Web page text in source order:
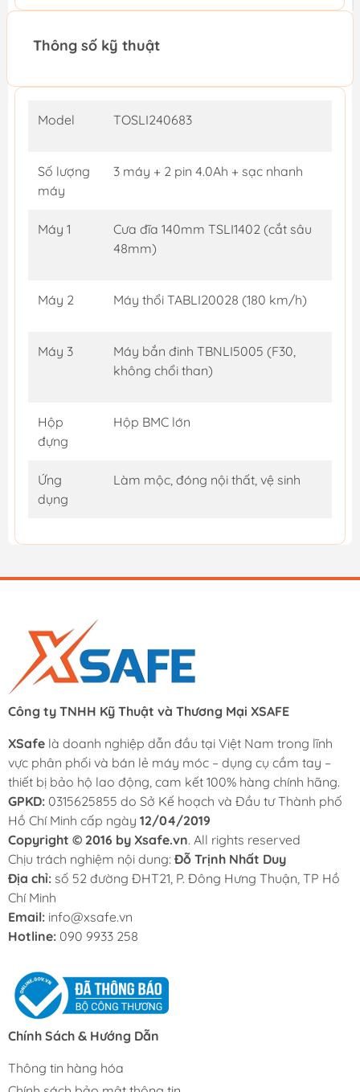
Thông số kỹ thuật
Model TOSLI240683
Số lượng
máy
3 máy + 2 pin 4.0Ah + sạc nhanh
Máy 1
Cưa đĩa 140mm TSLI1402 (cắt sâu
48mm)
Máy 2 Máy thổi TABLI20028 (180 km/h)
Máy 3
Máy bắn đinh TBNLI5005 (F30,
không chổi than)
Hộp
đựng
Hộp BMC lớn
Ứng
dụng
Làm mộc, đóng nội thất, vệ sinh
Công ty TNHH Kỹ Thuật và Thương Mại XSAFE
XSafe là doanh nghiệp dẫn đầu tại Việt Nam trong lĩnh
vực phân phối và bán lẻ máy móc – dụng cụ cầm tay –
thiết bị bảo hộ lao động, cam kết 100% hàng chính hãng.
GPKD: 0315625855 do Sở Kế hoạch và Đầu tư Thành phố
Hồ Chí Minh cấp ngày 12/04/2019
Copyright © 2016 by Xsafe.vn. All rights reserved
Chịu trách nghiệm nội dung: Đỗ Trịnh Nhất Duy
Địa chỉ: số 52 đường ĐHT21, P. Đông Hưng Thuận, TP Hồ
Chí Minh
Email: info@xsafe.vn
Hotline: 090 9933 258
Chính Sách & Hướng Dẫn
Thông tin hàng hóa